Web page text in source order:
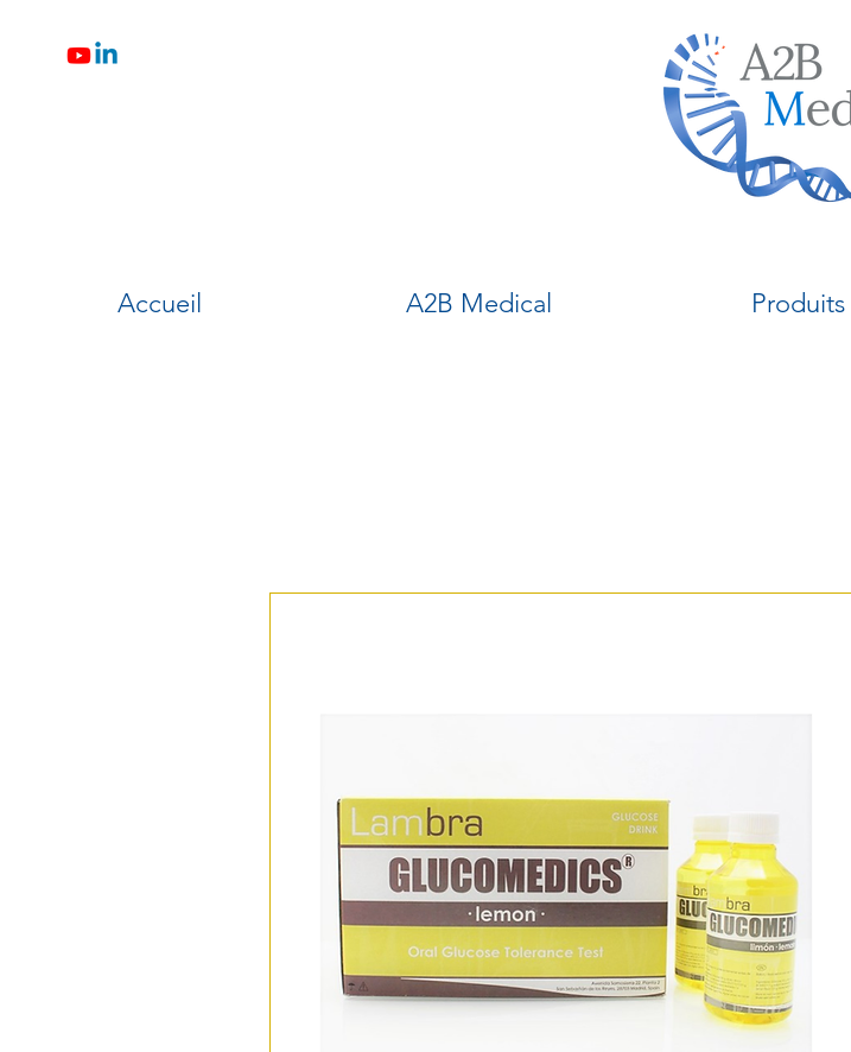
Accueil A2B Medical Produits